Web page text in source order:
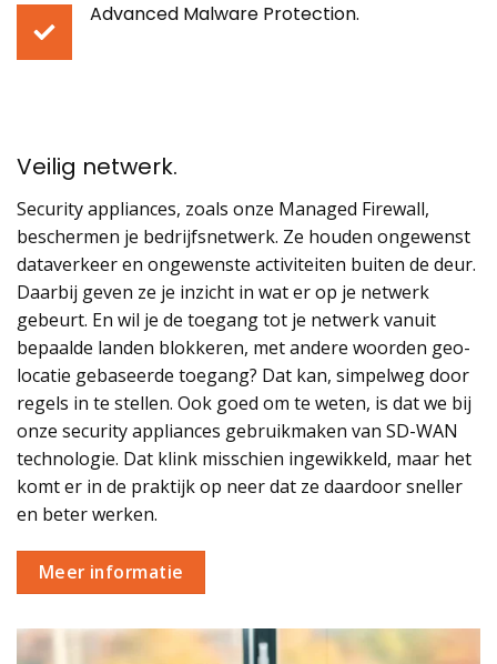
Advanced Malware Protection.
Veilig netwerk.
Security appliances, zoals onze Managed Firewall,
beschermen je bedrijfsnetwerk. Ze houden ongewenst
dataverkeer en ongewenste activiteiten buiten de deur.
Daarbij geven ze je inzicht in wat er op je netwerk
gebeurt. En wil je de toegang tot je netwerk vanuit
bepaalde landen blokkeren, met andere woorden geo-
locatie gebaseerde toegang? Dat kan, simpelweg door
regels in te stellen. Ook goed om te weten, is dat we bij
onze security appliances gebruikmaken van SD-WAN
technologie. Dat klink misschien ingewikkeld, maar het
komt er in de praktijk op neer dat ze daardoor sneller
en beter werken.
Meer informatie